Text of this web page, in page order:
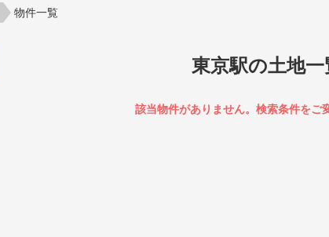
物件一覧
東京駅の土地一
該当物件がありません。検索条件をご